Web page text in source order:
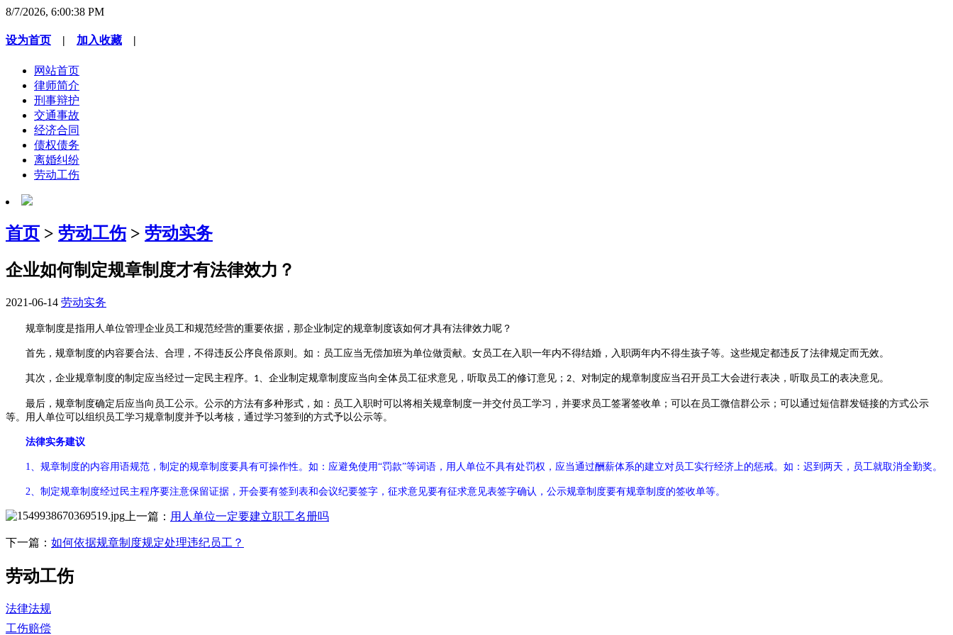
8/7/2026, 6:00:38 PM
设为首页 | 加入收藏 |
网站首页
律师简介
刑事辩护
交通事故
经济合同
债权债务
离婚纠纷
劳动工伤
首页 > 劳动工伤> 劳动实务
企业如何制定规章制度才有法律效力？
2021-06-14 劳动实务
规章制度是指用人单位管理企业员工和规范经营的重要依据，那企业制定的规章制度该如何才具有法律效力呢？
首先，规章制度的内容要合法、合理，不得违反公序良俗原则。如：员工应当无偿加班为单位做贡献。女员工在入职一年内不得结婚，入职两年内不得生孩子等。这些规定都违反了法律规定而无效。
其次，企业规章制度的制定应当经过一定民主程序。 1、企业制定规章制度应当向全体员工征求意见，听取员工的修订意见； 2、对制定的规章制度应当召开员工大会进行表决，听取员工的表决意见。
最后，规章制度确定后应当向员工公示。公示的方法有多种形式，如：员工入职时可以将相关规章制度一并交付员工学习，并要求员工签署签收单；可以在员工微信群公示；可以通过短信群发链接的方式公示
等。用人单位可以组织员工学习规章制度并予以考核，通过学习签到的方式予以公示等。
法律实务建议
1、 规章制度的内容用语规范，制定的规章制度要具有可操作性。如：应避免使用“罚款”等词语，用人单位不具有处罚权，应当通过酬薪体系的建立对员工实行经济上的惩戒。如：迟到两天，员工就取消全勤奖。
2、制定规章制度经过民主程序要注意保留证据，开会要有签到表和会议纪要签字，征求意见要有征求意见表签字确认，公示规章制度要有规章制度的签收单等。
上一篇： 用人单位一定要建立职工名册吗
下一篇： 如何依据规章制度规定处理违纪员工？
劳动工伤
法律法规
工伤赔偿